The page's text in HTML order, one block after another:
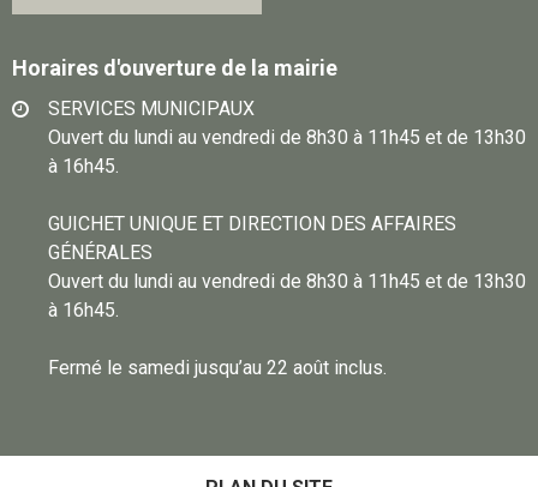
Horaires d'ouverture de la mairie
SERVICES MUNICIPAUX
Ouvert du lundi au vendredi de 8h30 à 11h45 et de 13h30
à 16h45.
GUICHET UNIQUE ET DIRECTION DES AFFAIRES
GÉNÉRALES
Ouvert du lundi au vendredi de 8h30 à 11h45 et de 13h30
à 16h45.
Fermé le samedi jusqu’au 22 août inclus.